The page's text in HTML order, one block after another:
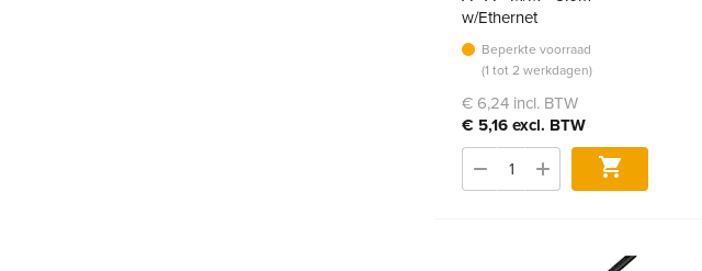
w/Ethernet
Beperkte voorraad
(1 tot 2 werkdagen)
€ 6,24 incl. BTW
€ 5,16 excl. BTW
Bestel